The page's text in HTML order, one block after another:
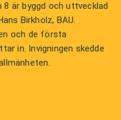
är byggd och uttvecklad
Birkholz, BAU.
och de första
in. Invigningen skedde